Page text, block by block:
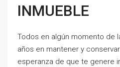
INMUEBLE
Todos en algún momento de
años en mantener y
esperanza de que te genere